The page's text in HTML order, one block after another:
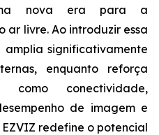
nova era para a
livre. Ao introduzir essa
significativamente
enquanto reforça
como conectividade,
de imagem e
redefine o potencial